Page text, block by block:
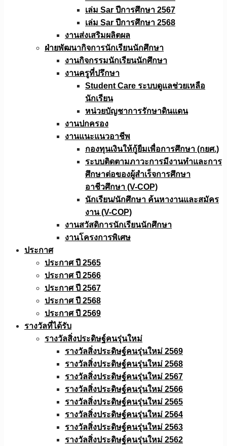
เล่ม Sar ปีการศึกษา 2567
เล่ม Sar ปีการศึกษา 2568
งานส่งเสริมผลิตผล
ฝ่ายพัฒนากิจการนักเรียนนักศึกษา
งานกิจกรรมนักเรียนนักศึกษา
งานครูที่ปรึกษา
Student Care ระบบดูแลช่วยเหลือ
นักเรียน
หน่วยบัญชาการรักษาดินแดน
งานปกครอง
งานแนะแนวอาชีพ
กองทุนเงินให้กู้ยืมเพื่อการศึกษา (กยศ.)
ระบบติดตามภาวะการมีงานทำและการ
ศึกษาต่อของผู้สำเร็จการศึกษา
อาชีวศึกษา (V-COP)
นักเรียน/นักศึกษา ค้นหางานและสมัคร
งาน (V-COP)
งานสวัสดิการนักเรียนนักศึกษา
งานโครงการพิเศษ
ประกาศ
ประกาศ ปี 2565
ประกาศ ปี 2566
ประกาศ ปี 2567
ประกาศ ปี 2568
ประกาศ ปี 2569
รางวัลที่ได้รับ
รางวัลสิ่งประดิษฐ์คนรุ่นใหม่
รางวัลสิ่งประดิษฐ์คนรุ่นใหม่ 2569
รางวัลสิ่งประดิษฐ์คนรุ่นใหม่ 2568
รางวัลสิ่งประดิษฐ์คนรุ่นใหม่ 2567
รางวัลสิ่งประดิษฐ์คนรุ่นใหม่ 2566
รางวัลสิ่งประดิษฐ์คนรุ่นใหม่ 2565
รางวัลสิ่งประดิษฐ์คนรุ่นใหม่ 2564
รางวัลสิ่งประดิษฐ์คนรุ่นใหม่ 2563
รางวัลสิ่งประดิษฐ์คนรุ่นใหม่ 2562